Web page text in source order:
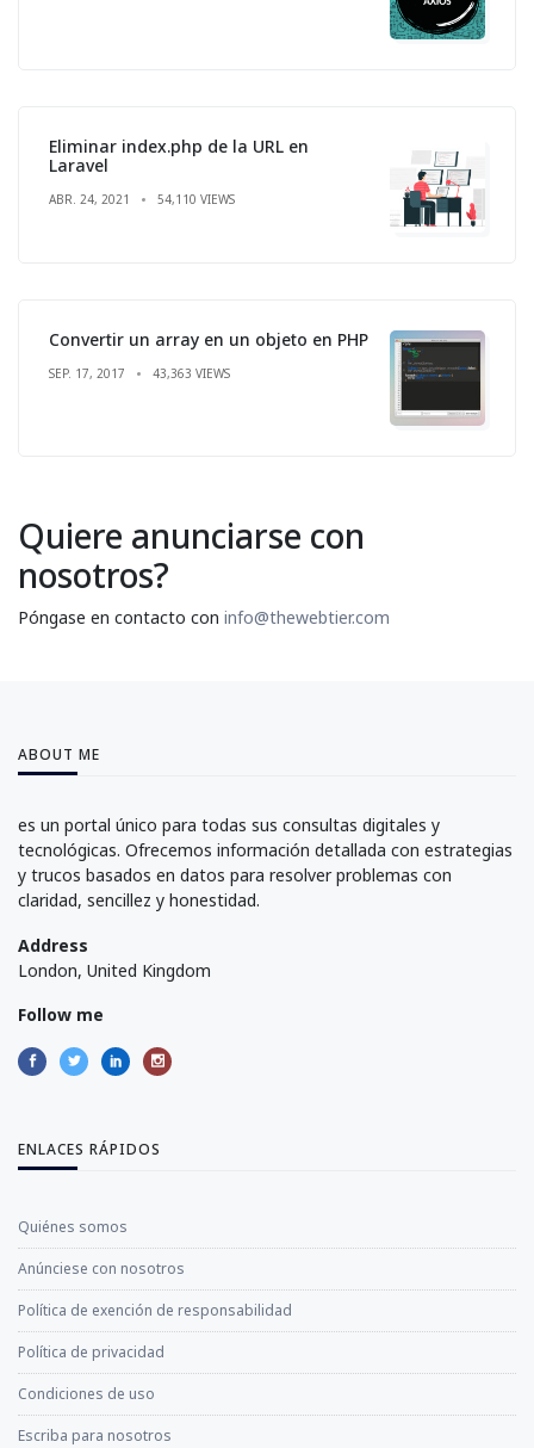
Eliminar index.php de la URL en
Laravel
ABR. 24, 2021 54,110 VIEWS
Convertir un array en un objeto en PHP
SEP. 17, 2017 43,363 VIEWS
Quiere anunciarse con
nosotros?
Póngase en contacto con info@thewebtier.com
ABOUT ME
es un portal único para todas sus consultas digitales y
tecnológicas. Ofrecemos información detallada con estrategias
y trucos basados en datos para resolver problemas con
claridad, sencillez y honestidad.
Address
London, United Kingdom
Follow me
ENLACES RÁPIDOS
Quiénes somos
Anúnciese con nosotros
Política de exención de responsabilidad
Política de privacidad
Condiciones de uso
Escriba para nosotros